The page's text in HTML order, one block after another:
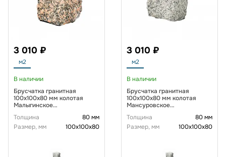
3 010 ₽
м2
В наличии
Брусчатка гранитная
100x100x80 мм колотая
Малыгинское
Толщина
80 мм
Размер, мм
100х100х80
3 010 ₽
м2
В наличии
Брусчатка гранитная
100x100x80 мм колотая
Мансуровское
Толщина
80 мм
Размер, мм
100х100х80